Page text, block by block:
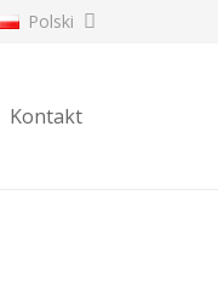
Polski
Kontakt